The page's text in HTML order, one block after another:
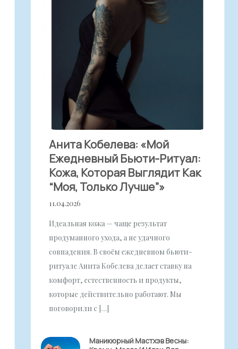
Анита Кобелева: «Мой
Ежедневный Бьюти-Ритуал:
Кожа, Которая Выглядит Как
“моя, Только Лучше”»
11.04.2026
Идеальная кожа — чаще результат
продуманного ухода, а не удачного
совпадения. В своём ежедневном бьюти-
ритуале Анита Кобелева делает ставку на
комфорт, естественность и продукты,
которые действительно работают. Мы
поговорили с […]
Маникюрный Мастхэв Весны: